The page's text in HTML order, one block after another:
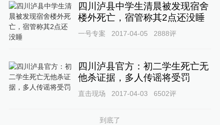
四川泸县中学生清晨被发现宿舍
楼外死亡，宿管称其2点还没睡
一号专案 2017-04-05 2888评
四川泸县官方：初二学生死亡无
他杀证据，多人传谣将受罚
直击现场 2017-04-03 6502评
到底了